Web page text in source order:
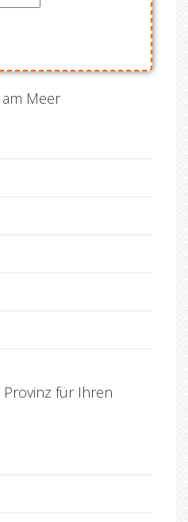
Meer
Provinz für Ihren